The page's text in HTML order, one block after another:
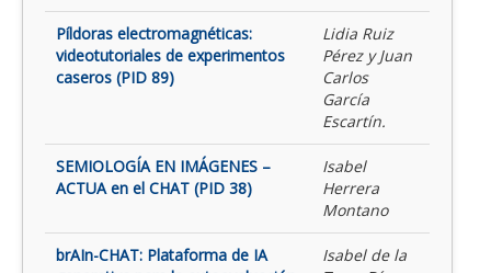
Píldoras electromagnéticas:
videotutoriales de experimentos
caseros (PID 89)
Lidia Ruiz
Pérez y Juan
Carlos
García
Escartín.
SEMIOLOGÍA EN IMÁGENES –
ACTUA en el CHAT (PID 38)
Isabel
Herrera
Montano
brAIn-CHAT: Plataforma de IA
Isabel de la